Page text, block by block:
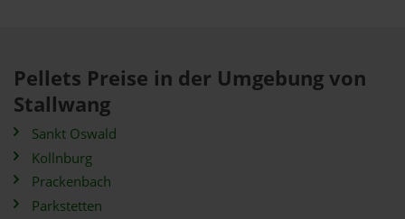
Pellets Preise in der Umgebung von
Stallwang
Sankt Oswald
Kollnburg
Prackenbach
Parkstetten